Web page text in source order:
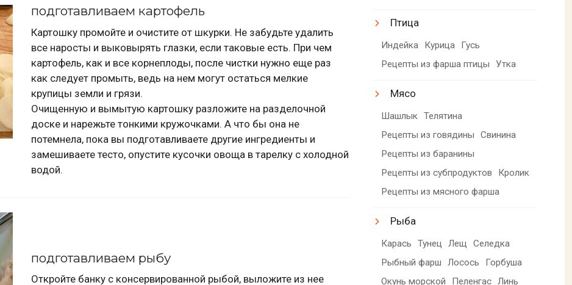
подготавливаем картофель
Картошку промойте и очистите от шкурки. Не забудьте удалить
все наросты и выковырять глазки, если таковые есть. При чем
картофель, как и все корнеплоды, после чистки нужно еще раз
как следует промыть, ведь на нем могут остаться мелкие
крупицы земли и грязи.
Очищенную и вымытую картошку разложите на разделочной
доске и нарежьте тонкими кружочками. А что бы она не
потемнела, пока вы подготавливаете другие ингредиенты и
замешиваете тесто, опустите кусочки овоща в тарелку с холодной
водой.
подготавливаем рыбу
Откройте банку с консервированной рыбой, выложите из нее
Птица
Индейка Курица
Гусь
Рецепты из фарша птицы
Утка
Мясо
Шашлык Телятина
Рецепты из говядины
Свинина
Рецепты из баранины
Рецепты из субпродуктов
Кролик
Рецепты из мясного фарша
Рыба
Карась Тунец Лещ
Селедка
Рыбный фарш
Лосось
Горбуша
Окунь морской
Пеленгас Линь